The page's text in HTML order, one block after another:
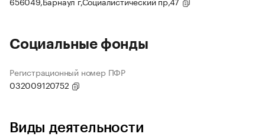
Социальные фонды
Регистрационный номер ПФР
032009120752
Виды деятельности